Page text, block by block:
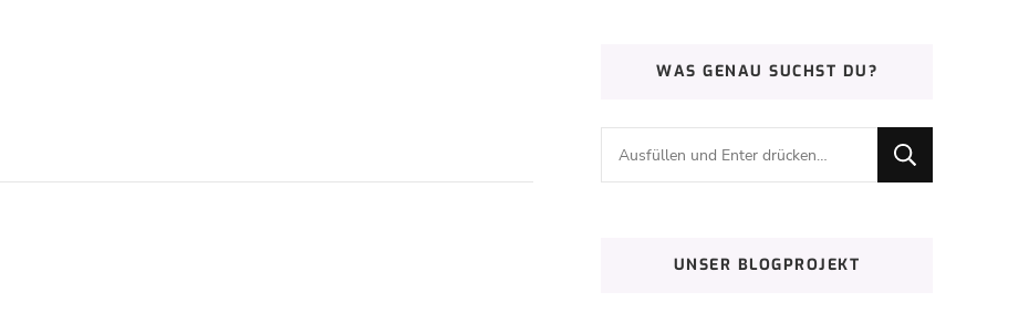
WAS GENAU SUCHST DU?
Suchst
du
UNSER BLOGPROJEKT